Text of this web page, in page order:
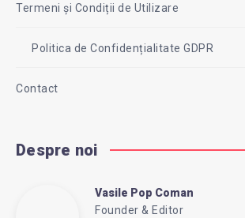
Termeni și Condiții de Utilizare
Politica de Confidențialitate GDPR
Contact
Despre noi
Vasile
Vasile Pop Coman
Founder & Editor